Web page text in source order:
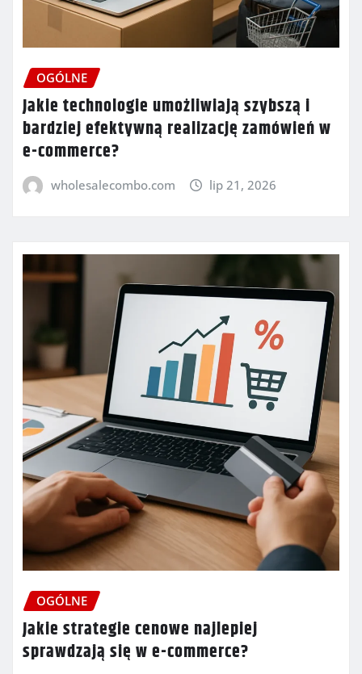
OGÓLNE
Jakie technologie umożliwiają szybszą i
bardziej efektywną realizację zamówień w
e-commerce?
wholesalecombo.com lip 21, 2026
OGÓLNE
Jakie strategie cenowe najlepiej
sprawdzają się w e-commerce?